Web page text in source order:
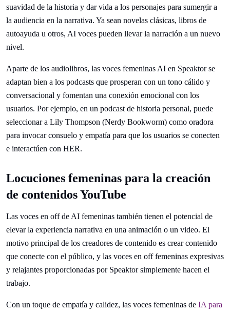
suavidad de la historia y dar vida a los personajes para sumergir a
la audiencia en la narrativa. Ya sean novelas clásicas, libros de
autoayuda u otros, AI voces pueden llevar la narración a un nuevo
nivel.
Aparte de los audiolibros, las voces femeninas AI en Speaktor se
adaptan bien a los podcasts que prosperan con un tono cálido y
conversacional y fomentan una conexión emocional con los
usuarios. Por ejemplo, en un podcast de historia personal, puede
seleccionar a Lily Thompson (Nerdy Bookworm) como oradora
para invocar consuelo y empatía para que los usuarios se conecten
e interactúen con HER.
Locuciones femeninas para la creación
de contenidos YouTube
Las voces en off de AI femeninas también tienen el potencial de
elevar la experiencia narrativa en una animación o un video. El
motivo principal de los creadores de contenido es crear contenido
que conecte con el público, y las voces en off femeninas expresivas
y relajantes proporcionadas por Speaktor simplemente hacen el
trabajo.
Con un toque de empatía y calidez, las voces femeninas de IA para